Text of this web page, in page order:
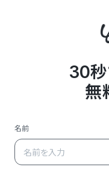
30秒
無
名前